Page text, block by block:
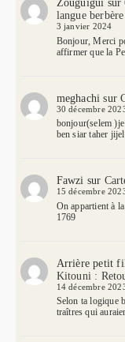
Zouguigui sur
langue
3 janvier 2024
Bonjour, Merci
affirmer que la
meghachi sur
30 décembre
bonjour(selem
ben siar taher
Fawzi sur
15 décembre
On appartient à
1769
Arrière petit
Kitouni :
14 décembre
Selon ta logique
traîtres qui